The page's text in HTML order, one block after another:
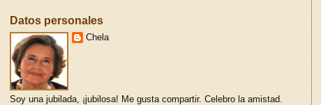
Datos personales
Chela
Soy una jubilada, ¡jubilosa! Me gusta compartir. Celebro la amistad.